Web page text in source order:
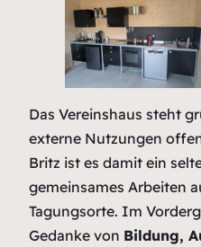
Das Vereinshaus steht
externe Nutzungen
Britz ist es damit ein
gemeinsames Arbeiten
Tagungsorte. Im
Gedanke von Bildung,